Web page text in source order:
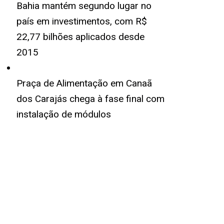
Bahia mantém segundo lugar no
país em investimentos, com R$
22,77 bilhões aplicados desde
2015
Praça de Alimentação em Canaã
dos Carajás chega à fase final com
instalação de módulos